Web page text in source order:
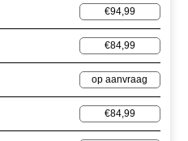
€94,99
€84,99
op aanvraag
€84,99